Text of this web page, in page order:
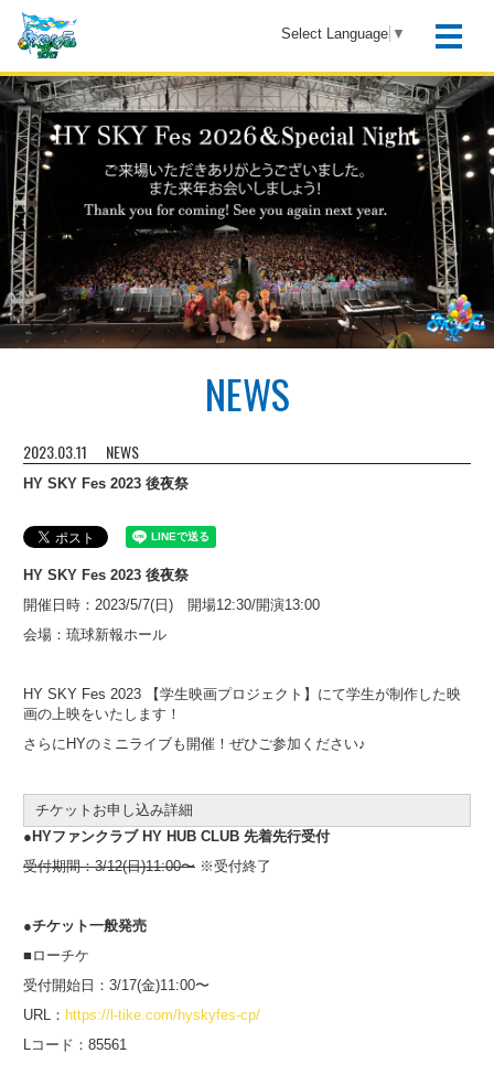
Select Language ▼
NEWS
2023.03.11 NEWS
HY SKY Fes 2023 後夜祭
HY SKY Fes 2023 後夜祭
開催日時：2023/5/7(日) 開場12:30/開演13:00
会場：琉球新報ホール
HY SKY Fes 2023 【学生映画プロジェクト】にて学生が制作した映
画の上映をいたします！
さらにHYのミニライブも開催！ぜひご参加ください♪
チケットお申し込み詳細
●HYファンクラブ HY HUB CLUB 先着先行受付
受付期間：3/12(日)11:00〜 ※受付終了
●チケット一般発売
■ローチケ
受付開始日：3/17(金)11:00〜
URL： https://l-tike.com/hyskyfes-cp/
Lコード：85561